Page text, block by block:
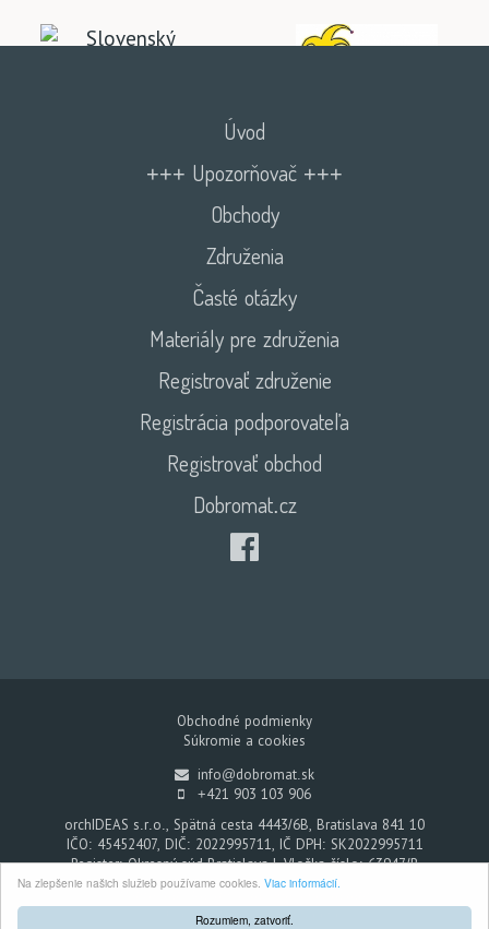
Rozumiem, zatvoriť.
Na zlepšenie našich služieb používame cookies. Viac informácií.
Úvod
+++ Upozorňovač +++
Obchody
Združenia
Časté otázky
Materiály pre združenia
Registrovať združenie
Registrácia podporovateľa
Registrovať obchod
Dobromat.cz
Obchodné podmienky
Súkromie a cookies
info@dobromat.sk
+421 903 103 906
orchIDEAS s.r.o., Spätná cesta 4443/6B, Bratislava 841 10
IČO: 45452407, DIČ: 2022995711, IČ DPH: SK2022995711
Register: Okresný súd Bratislava I, Vložka číslo: 63947/B
Dobromat - Každým nákupom pomáhate
© 2026. Všetky práva vyhradené.